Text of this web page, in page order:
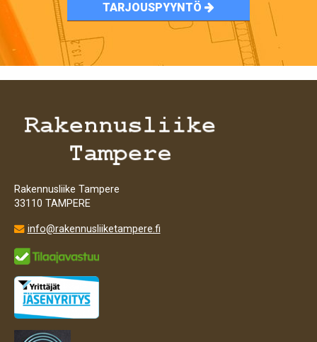
TARJOUSPYYNTÖ
Rakennusliike Tampere
33110 TAMPERE
 info@rakennusliiketampere.fi